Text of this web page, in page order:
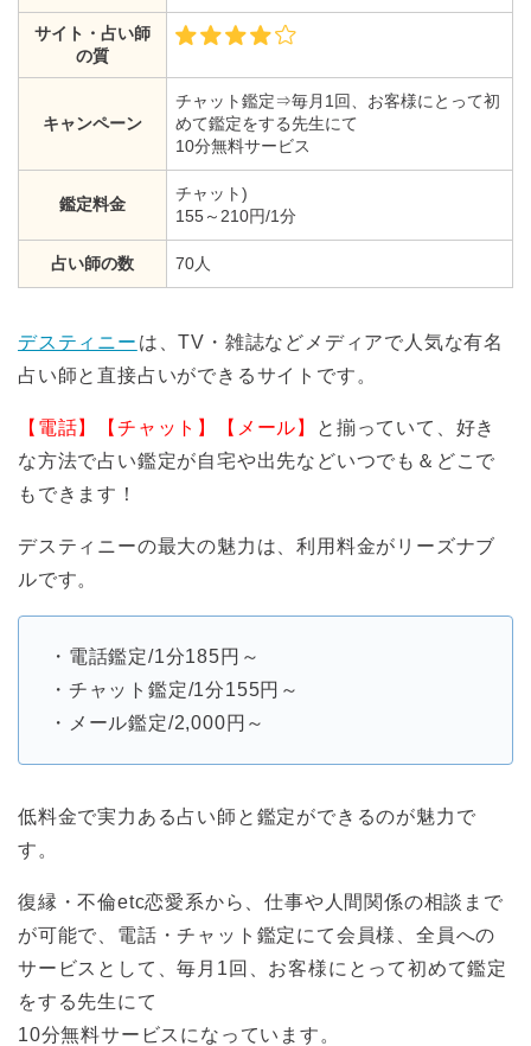
サイト・占い師
の質
キャンペーン
チャット鑑定⇒毎月1回、お客様にとって初
めて鑑定をする先生にて
10分無料サービス
鑑定料金
チャット)
155～210円/1分
占い師の数 70人
デスティニー は、TV・雑誌などメディアで人気な有名
占い師と直接占いができるサイトです。
【電話】【チャット】【メール】
と揃っていて、好き
な方法で占い鑑定が自宅や出先などいつでも＆どこで
もできます！
デスティニーの最大の魅力は、利用料金がリーズナブ
ルです。
・電話鑑定/1分185円～
・チャット鑑定/1分155円～
・メール鑑定/2,000円～
低料金で実力ある占い師と鑑定ができるのが魅力で
す。
復縁・不倫etc恋愛系から、仕事や人間関係の相談まで
が可能で、電話・チャット鑑定にて会員様、全員への
サービスとして、毎月1回、お客様にとって初めて鑑定
をする先生にて
10分無料サービスになっています。